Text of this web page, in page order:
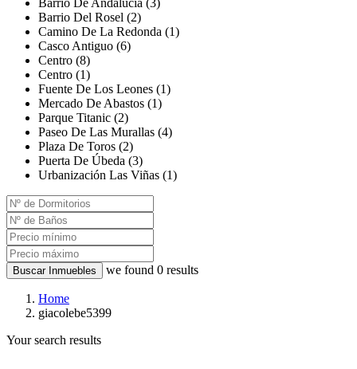
Barrio De Andalucía (3)
Barrio Del Rosel (2)
Camino De La Redonda (1)
Casco Antiguo (6)
Centro (8)
Centro (1)
Fuente De Los Leones (1)
Mercado De Abastos (1)
Parque Titanic (2)
Paseo De Las Murallas (4)
Plaza De Toros (2)
Puerta De Úbeda (3)
Urbanización Las Viñas (1)
Buscar Inmuebles we found 0 results
Home
giacolebe5399
Your search results